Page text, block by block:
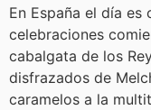
En España el día
celebraciones
cabalgata de los
disfrazados de
caramelos a la